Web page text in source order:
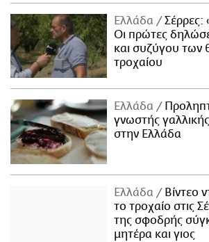
Ελλάδα
Σέρρες:
Οι πρώτες
και συζύγου των
τροχαίου
Ελλάδα
γνωστής
στην Ελλάδα
Ελλάδα
Βίντεο
το τροχαίο στις
της σφοδρής
μητέρα και γιος